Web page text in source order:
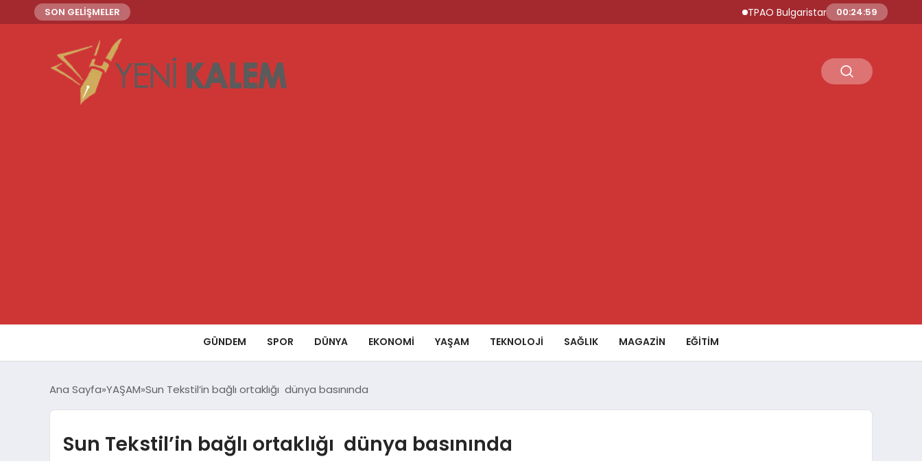
SON GELİŞMELER TPAO Bulgaristan Sularında Petrol ve Doğal
00:25:00
GÜNDEM SPOR DÜNYA EKONOMİ YAŞAM TEKNOLOJİ SAĞLIK MAGAZİN EĞİTİM
Ana Sayfa YAŞAM Sun Tekstil’in bağlı ortaklığı dünya basınında
Sun Tekstil’in bağlı ortaklığı dünya basınında